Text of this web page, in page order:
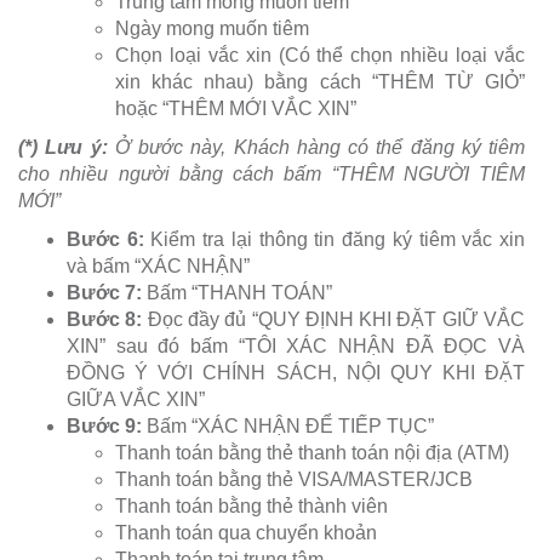
Ngày mong muốn tiêm
Chọn loại vắc xin (Có thể chọn nhiều loại vắc
xin khác nhau) bằng cách “THÊM TỪ GIỎ”
hoặc “THÊM MỚI VẮC XIN”
(*) Lưu ý:Ở bước này, Khách hàng có thể đăng ký tiêm
cho nhiều người bằng cách bấm “THÊM NGƯỜI TIÊM
MỚI”
Bước 6: Kiểm tra lại thông tin đăng ký tiêm vắc xin
và bấm “XÁC NHẬN”
Bước 7: Bấm “THANH TOÁN”
Bước 8: Đọc đầy đủ “QUY ĐỊNH KHI ĐẶT GIỮ VẮC
XIN” sau đó bấm “TÔI XÁC NHẬN ĐÃ ĐỌC VÀ
ĐỒNG Ý VỚI CHÍNH SÁCH, NỘI QUY KHI ĐẶT
GIỮA VẮC XIN”
Bước 9: Bấm “XÁC NHẬN ĐỂ TIẾP TỤC”
Thanh toán bằng thẻ thanh toán nội địa (ATM)
Thanh toán bằng thẻ VISA/MASTER/JCB
Thanh toán bằng thẻ thành viên
Thanh toán qua chuyển khoản